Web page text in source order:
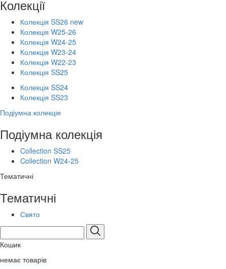
Колекції
Колекція SS26 new
Колекція W25-26
Колекція W24-25
Колекція W23-24
Колекція W22-23
Колекція SS25
Колекція SS24
Колекція SS23
Подіумна колекція
Подіумна колекція
Collection SS25
Collection W24-25
Тематичні
Тематичні
Свято
Кошик
немає товарів